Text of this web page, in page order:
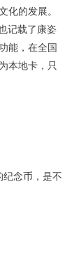
化的发展。
记载了康姿
能，在全国
本地卡，只
纪念币，是不